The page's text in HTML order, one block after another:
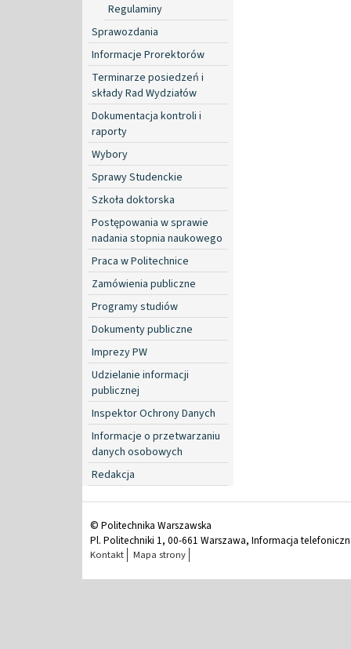
Regulaminy
Sprawozdania
Informacje Prorektorów
Terminarze posiedzeń i
składy Rad Wydziałów
Dokumentacja kontroli i
raporty
Wybory
Sprawy Studenckie
Szkoła doktorska
Postępowania w sprawie
nadania stopnia naukowego
Praca w Politechnice
Zamówienia publiczne
Programy studiów
Dokumenty publiczne
Imprezy PW
Udzielanie informacji
publicznej
Inspektor Ochrony Danych
Informacje o przetwarzaniu
danych osobowych
Redakcja
© Politechnika Warszawska
Pl. Politechniki 1, 00-661 Warszawa, Informacja
Kontakt Mapa strony